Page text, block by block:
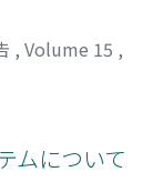
, Volume 15 ,
ムについて